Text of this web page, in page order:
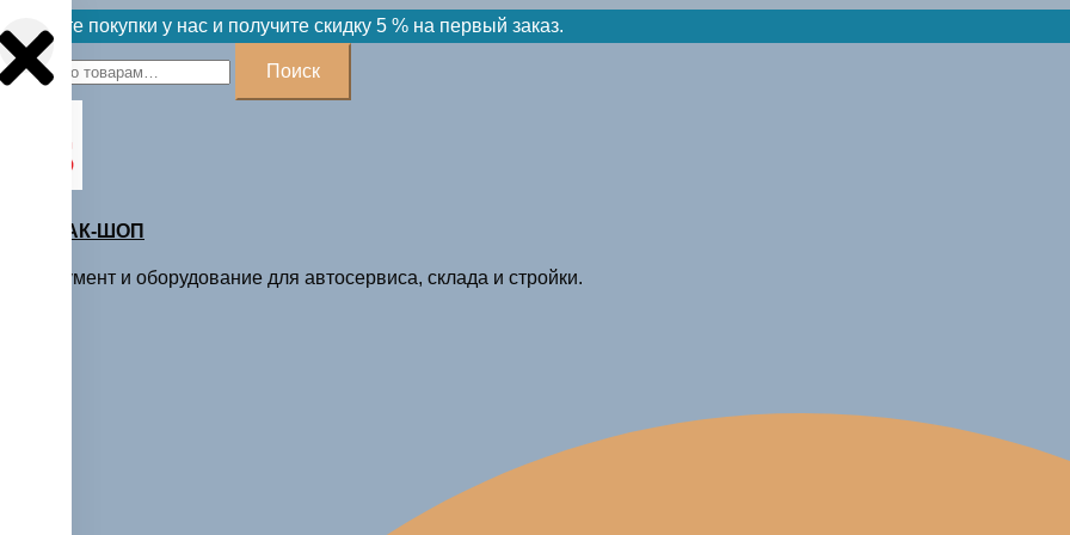
to
content
Делайте покупки у нас и получите скидку 5 % на первый заказ.
Искать:
Поиск
МАСТАК-ШОП
Инструмент и оборудование для автосервиса, склада и стройки.